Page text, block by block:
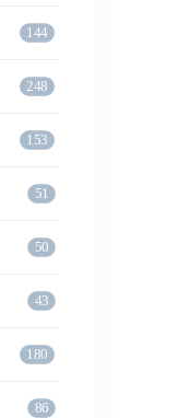
144
248
153
51
50
43
180
86